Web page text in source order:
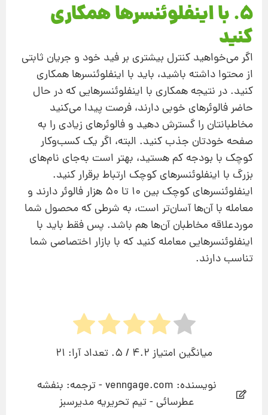
5. با اینفلوئنسرها همکاری
کنید
اگر می‌خواهید کنترل بیشتری بر فید خود و جریان ثابتی
از محتوا داشته باشید، باید با اینفلوئنسرها همکاری
کنید. در نتیجه همکاری با اینفلوئنسرهایی که در حال
حاضر فالوئرهای خوبی دارند، فرصت پیدا می‌کنید
مخاطبانتان را گسترش دهید و فالوئرهای زیادی را به
صفحه خودتان جذب کنید. البته، اگر یک کسب‌وکار
کوچک با بودجه کم هستید، بهتر است به‌جای نام‌های
بزرگ با اینفلوئنسرهای کوچک ارتباط برقرار کنید.
اینفلوئنسرهای کوچک بین 10 تا 50 هزار فالوئر دارند و
معامله با آن‌ها آسان‌تر است، به شرطی که محصول شما
موردعلاقه مخاطبان آن‌ها هم باشد. پس فقط باید با
اینفلوئنسرهایی معامله کنید که با بازار اختصاصی شما
تناسب دارند.
میانگین امتیاز 4.2 / 5. تعداد آرا:
21
نویسنده: venngage.com - ترجمه: بنفشه
عطرسائی - تیم تحریریه مدیرسبز